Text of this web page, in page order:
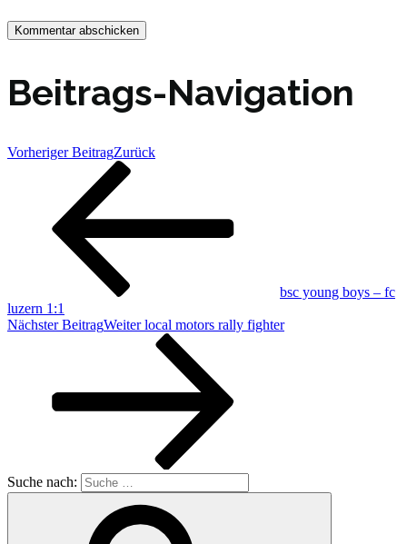
Beitrags-Navigation
Vorheriger BeitragZurück
bsc young boys – fc
luzern 1:1
Nächster BeitragWeiter local motors rally fighter
Suche nach: